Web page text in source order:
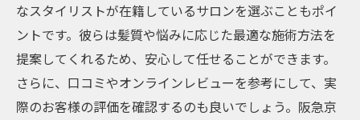
なスタイリストが在籍しているサロンを選ぶこともポイ
ントです。彼らは髪質や悩みに応じた最適な施術方法を
提案してくれるため、安心して任せることができます。
さらに、口コミやオンラインレビューを参考にして、実
際のお客様の評価を確認するのも良いでしょう。阪急京